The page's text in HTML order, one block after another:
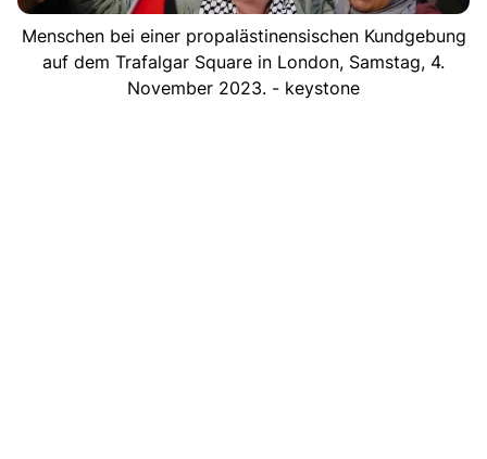
Menschen bei einer propalästinensischen Kundgebung
auf dem Trafalgar Square in London, Samstag, 4.
November 2023. - keystone